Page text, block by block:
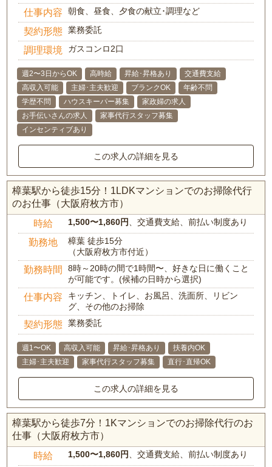
仕事内容 朝食、昼食、夕食の献立･調理など
契約形態 業務委託
調理環境 ガスコンロ2口
週2〜3日からOK 高時給 昇給･昇格あり
交通費支給
高収入可能
主婦･主夫歓迎 ブランクOK
年齢不問
学歴不問
ハウスキーパー募集
家政婦の求人
お手伝いさんの求人
家事代行スタッフ募集
インセンティブあり
この求人の詳細を見る
樟葉駅から徒歩15分！1LDKマンションでのお掃除代行
のお仕事（大阪府枚方市）
時給 1,500〜1,860円 、交通費支給、前払い制度あり
勤務地
樟葉 徒歩15分
（大阪府枚方市付近）
勤務時間
8時～20時の間で1時間〜、好きな日に働くこと
が可能です。(候補の日時から選択)
仕事内容
キッチン、トイレ、お風呂、洗面所、リビン
グ、その他のお掃除
契約形態 業務委託
週1〜OK 高収入可能 昇給･昇格あり
扶養内OK
主婦･主夫歓迎
家事代行スタッフ募集 直行･直帰OK
この求人の詳細を見る
樟葉駅から徒歩7分！1Kマンションでのお掃除代行のお
仕事（大阪府枚方市）
時給 1,500〜1,860円 、交通費支給、前払い制度あり